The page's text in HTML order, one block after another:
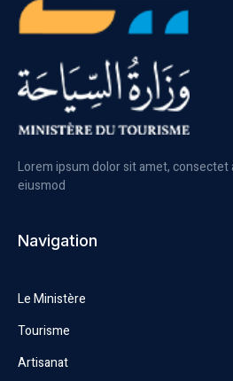
Lorem ipsum dolor sit amet, consectet
eiusmod
Navigation
Le Ministère
Tourisme
Artisanat